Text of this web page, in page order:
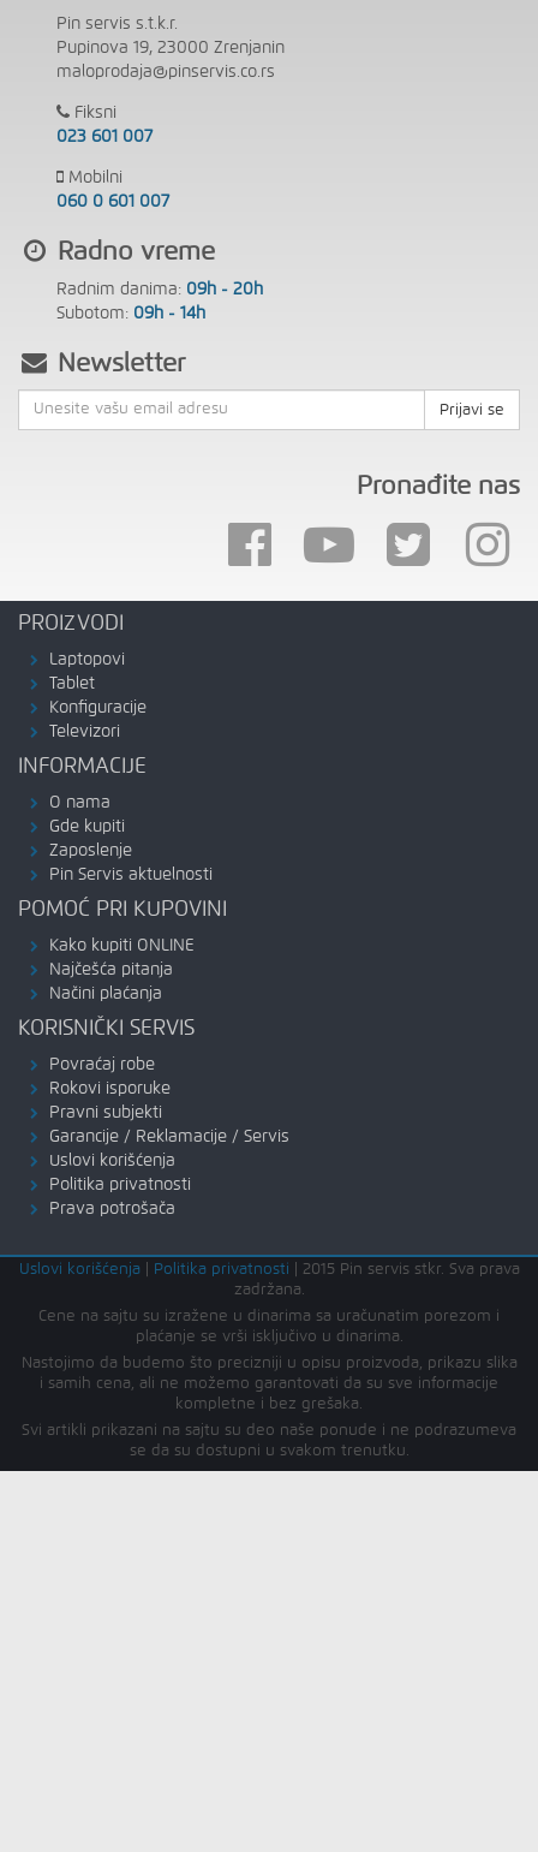
Pin servis s.t.k.r.
Pupinova 19, 23000 Zrenjanin
maloprodaja@pinservis.co.rs
Fiksni
023 601 007
Mobilni
060 0 601 007
Radno vreme
Radnim danima: 09h - 20h
Subotom: 09h - 14h
Newsletter
Prijavi se
Pronađite nas
PROIZVODI
Laptopovi
Tablet
Konfiguracije
Televizori
INFORMACIJE
O nama
Gde kupiti
Zaposlenje
Pin Servis aktuelnosti
POMOĆ PRI KUPOVINI
Kako kupiti ONLINE
Najčešća pitanja
Načini plaćanja
KORISNIČKI SERVIS
Povraćaj robe
Rokovi isporuke
Pravni subjekti
Garancije / Reklamacije / Servis
Uslovi korišćenja
Politika privatnosti
Prava potrošača
Uslovi korišćenja| Politika privatnosti
2015 Pin servis stkr. Sva prava
zadržana.
Cene na sajtu su izražene u dinarima sa uračunatim porezom i
plaćanje se vrši isključivo u dinarima.
Nastojimo da budemo što precizniji u opisu proizvoda, prikazu slika
i samih cena, ali ne možemo garantovati da su sve informacije
kompletne i bez grešaka.
Svi artikli prikazani na sajtu su deo naše ponude i ne podrazumeva
se da su dostupni u svakom trenutku.